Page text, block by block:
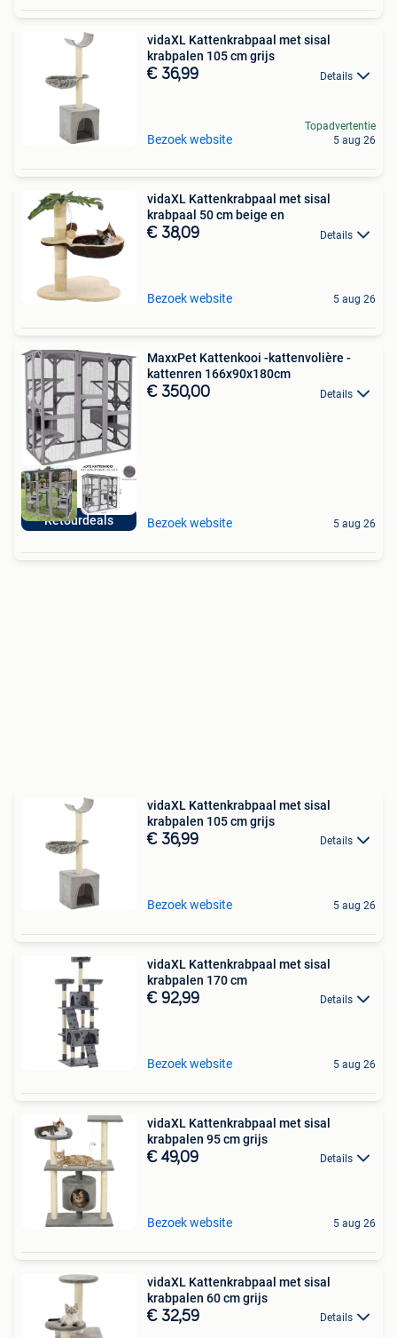
vidaXL Kattenkrabpaal met sisal
krabpalen 105 cm grijs
€ 36,99 Details
Bezoek website
Topadvertentie
5 aug 26
vidaXL Kattenkrabpaal met sisal
krabpaal 50 cm beige en
€ 38,09 Details
Bezoek website 5 aug 26
Retourdeals
MaxxPet Kattenkooi -kattenvolière -
kattenren 166x90x180cm
€ 350,00 Details
Bezoek website 5 aug 26
vidaXL Kattenkrabpaal met sisal
krabpalen 105 cm grijs
€ 36,99 Details
Bezoek website 5 aug 26
vidaXL Kattenkrabpaal met sisal
krabpalen 170 cm
€ 92,99 Details
Bezoek website 5 aug 26
vidaXL Kattenkrabpaal met sisal
krabpalen 95 cm grijs
€ 49,09 Details
Bezoek website 5 aug 26
vidaXL Kattenkrabpaal met sisal
krabpalen 60 cm grijs
€ 32,59 Details